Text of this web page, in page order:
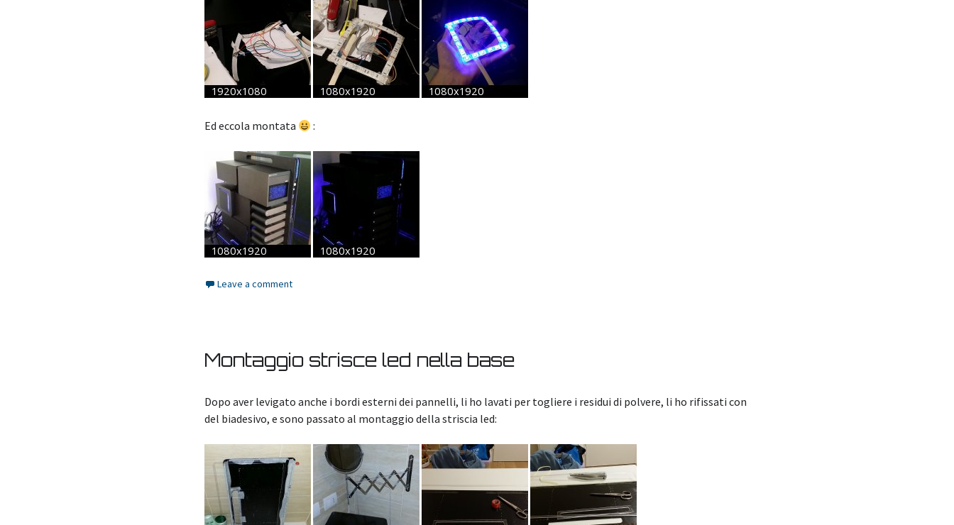
Ed eccola montata :
Leave a comment
Montaggio strisce led nella base
Dopo aver levigato anche i bordi esterni dei pannelli, li ho lavati per togliere i residui di polvere, li ho rifissati con
del biadesivo, e sono passato al montaggio della striscia led: